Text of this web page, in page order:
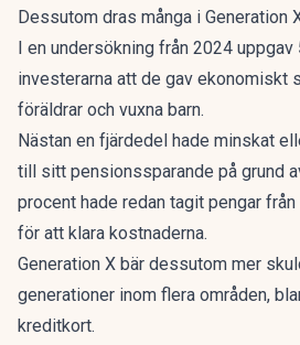
Dessutom dras många i Generation
I en undersökning från 2024 uppgav
investerarna att de gav ekonomiskt
föräldrar och vuxna barn.
Nästan en fjärdedel hade minskat
till sitt pensionssparande på grund
procent hade redan tagit pengar
för att klara kostnaderna.
Generation X bär dessutom mer
generationer inom flera områden,
kreditkort.